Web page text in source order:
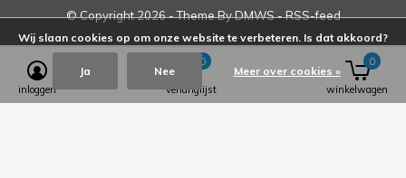
© Copyright2026- Theme ByDMWS-RSS-feed
inloggen verlanglijst
0
winkelwagen
0
Wij slaan cookies op om onze website te verbeteren. Is dat akkoord?
Ja Nee Meer over cookies »